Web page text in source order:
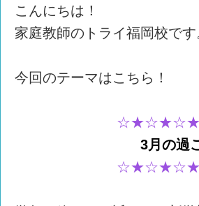
キャンペーン情報
受験情報
こんにちは！
家庭教師のトライ福岡校です
今回のテーマはこちら！
3月の過